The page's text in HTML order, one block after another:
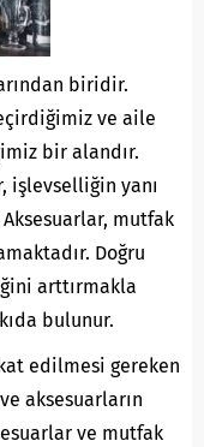
biridir.
ve aile
bir alandır.
işlevselliğin yanı
mutfak
Doğru
arttırmakla
bulunur.
edilmesi gereken
aksesuarların
ve mutfak